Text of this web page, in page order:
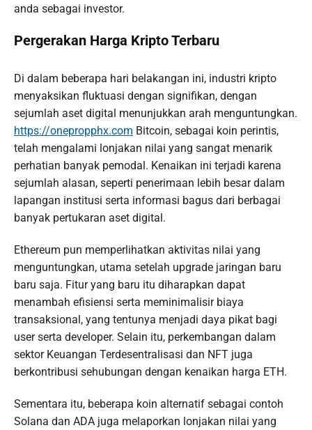
anda sebagai investor.
Pergerakan Harga Kripto Terbaru
Di dalam beberapa hari belakangan ini, industri kripto
menyaksikan fluktuasi dengan signifikan, dengan
sejumlah aset digital menunjukkan arah menguntungkan.
https://onepropphx.com Bitcoin, sebagai koin perintis,
telah mengalami lonjakan nilai yang sangat menarik
perhatian banyak pemodal. Kenaikan ini terjadi karena
sejumlah alasan, seperti penerimaan lebih besar dalam
lapangan institusi serta informasi bagus dari berbagai
banyak pertukaran aset digital.
Ethereum pun memperlihatkan aktivitas nilai yang
menguntungkan, utama setelah upgrade jaringan baru
baru saja. Fitur yang baru itu diharapkan dapat
menambah efisiensi serta meminimalisir biaya
transaksional, yang tentunya menjadi daya pikat bagi
user serta developer. Selain itu, perkembangan dalam
sektor Keuangan Terdesentralisasi dan NFT juga
berkontribusi sehubungan dengan kenaikan harga ETH.
Sementara itu, beberapa koin alternatif sebagai contoh
Solana dan ADA juga melaporkan lonjakan nilai yang